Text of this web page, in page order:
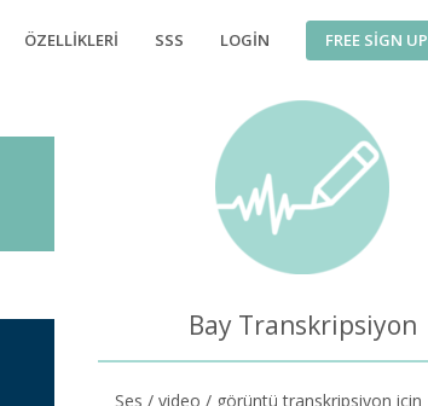
ÖZELLIKLERI SSS LOGIN FREE SIGN UP
Bay Transkripsiyon
Ses / video / görüntü transkripsiyon için